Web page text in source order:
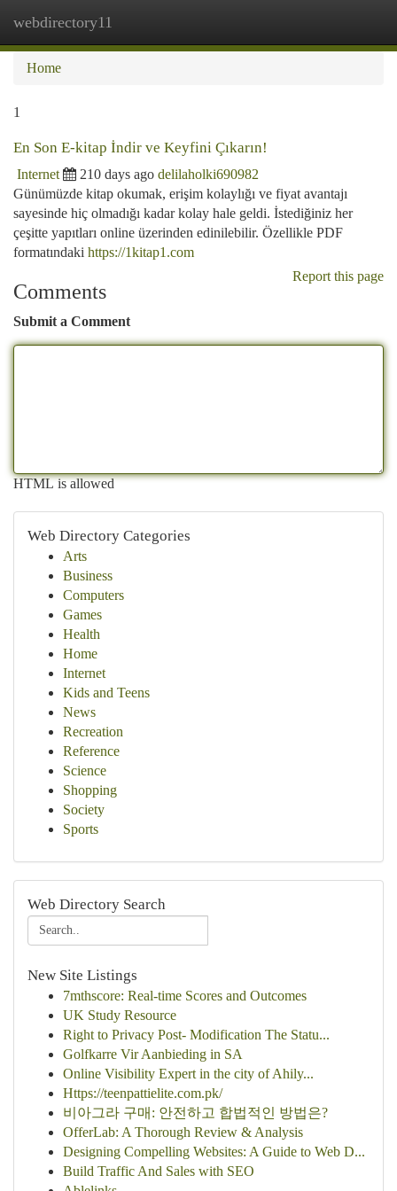
webdirectory11
Home
1
En Son E-kitap İndir ve Keyfini Çıkarın!
Internet 210 days ago delilaholki690982
Günümüzde kitap okumak, erişim kolaylığı ve fiyat avantajı
sayesinde hiç olmadığı kadar kolay hale geldi. İstediğiniz her
çeşitte yapıtları online üzerinden edinilebilir. Özellikle PDF
formatındaki https://1kitap1.com
Report this page
Comments
Submit a Comment
HTML is allowed
Web Directory Categories
Arts
Business
Computers
Games
Health
Home
Internet
Kids and Teens
News
Recreation
Reference
Science
Shopping
Society
Sports
Web Directory Search
New Site Listings
7mthscore: Real-time Scores and Outcomes
UK Study Resource
Right to Privacy Post- Modification The Statu...
Golfkarre Vir Aanbieding in SA
Online Visibility Expert in the city of Ahily...
Https://teenpattielite.com.pk/
비아그라 구매: 안전하고 합법적인 방법은?
OfferLab: A Thorough Review & Analysis
Designing Compelling Websites: A Guide to Web D...
Build Traffic And Sales with SEO